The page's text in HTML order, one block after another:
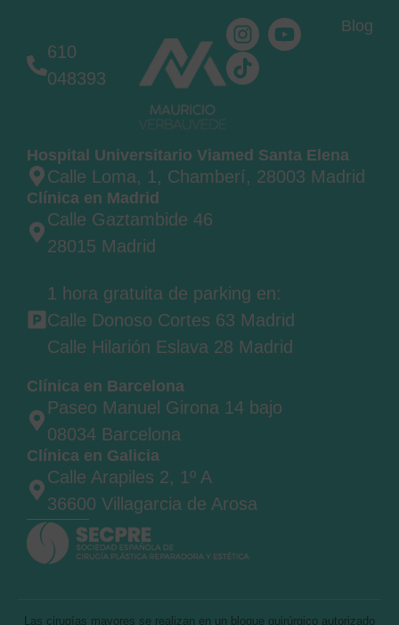
610
048393
Blog
Hospital Universitario Viamed Santa Elena
Calle Loma, 1, Chamberí, 28003 Madrid
Clínica en Madrid
Calle Gaztambide 46
28015 Madrid
1 hora gratuita de parking en:
Calle Donoso Cortes 63 Madrid
Calle Hilarión Eslava 28 Madrid
Clínica en Barcelona
Paseo Manuel Girona 14 bajo
08034 Barcelona
Clínica en Galicia
Calle Arapiles 2, 1º A
36600 Villagarcia de Arosa
Las cirugías mayores se realizan en un bloque quirúrgico autorizado